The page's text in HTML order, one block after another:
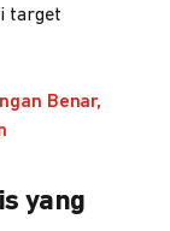
target
Benar,
yang